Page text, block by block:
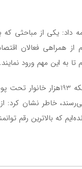
داد: یکی از مباحثی
از همراهی فعالان
به این مهم ورود نمایند.
وی با بیان اینکه
که بالاترین رقم